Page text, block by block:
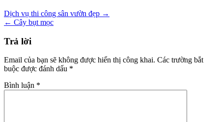
Dịch vụ thi công sân vườn đẹp →
← Cây bụt mọc
Trả lời
Email của bạn sẽ không được hiển thị công khai. Các trường bắt
buộc được đánh dấu *
Bình luận *